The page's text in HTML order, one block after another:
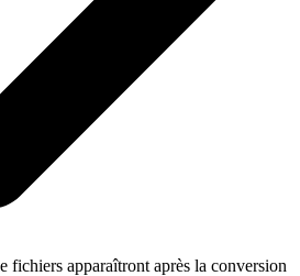
fichiers apparaîtront après la conversion